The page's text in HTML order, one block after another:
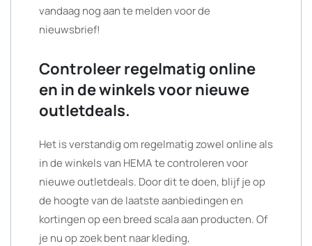
vandaag nog aan te melden voor de
nieuwsbrief!
Controleer regelmatig online
en in de winkels voor nieuwe
outletdeals.
Het is verstandig om regelmatig zowel online als
in de winkels van HEMA te controleren voor
nieuwe outletdeals. Door dit te doen, blijf je op
de hoogte van de laatste aanbiedingen en
kortingen op een breed scala aan producten. Of
je nu op zoek bent naar kleding,